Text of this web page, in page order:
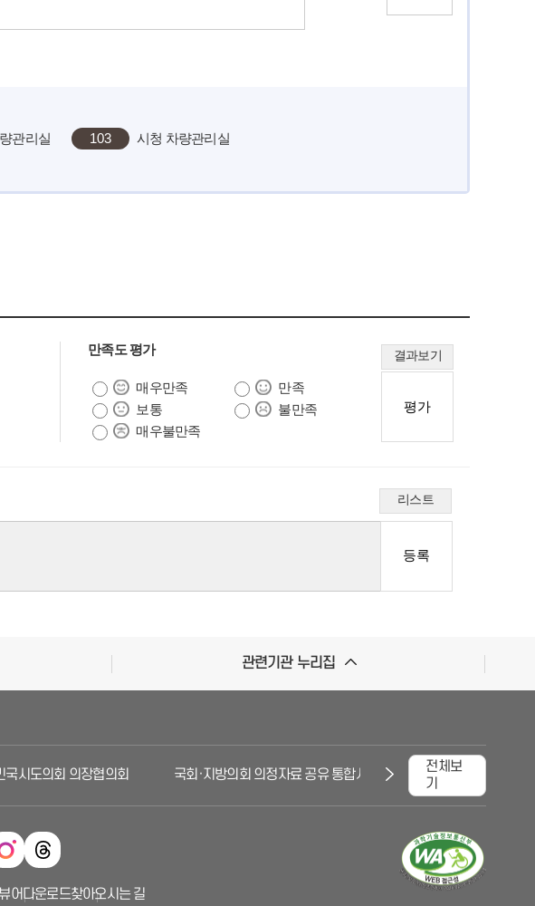
관리실 103 시청 차량관리실
만족도 평가 결과보기
매우만족
만족
보통
불만족
매우불만족
리스트
관련기관 누리집
시도의회 의장협의회 국회·지방의회 의정자료 공유 통합시스템 대한민국국회
전체보
기
뷰어다운로드찾아오시는 길